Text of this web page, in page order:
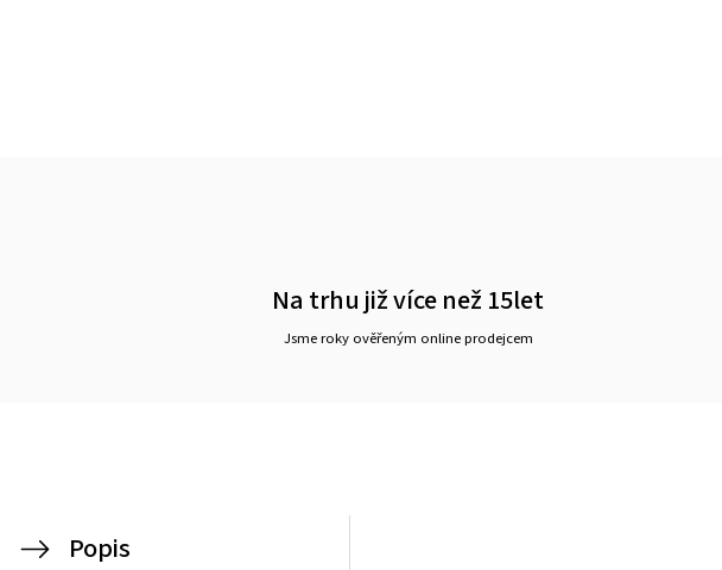
Na trhu již více než 15let
Jsme roky ověřeným online prodejcem
Popis